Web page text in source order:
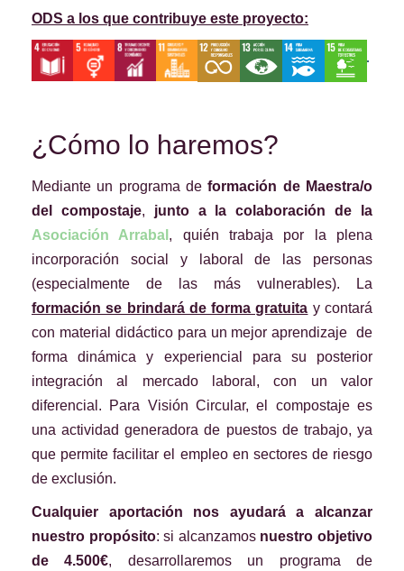
ODS a los que contribuye este proyecto:
¿Cómo lo haremos?
Mediante un programa deformación de Maestra/o
del compostaje, junto a la colaboración de la
Asociación Arrabal , quiéntrabaja por la plena
incorporación social y laboral de las personas
(especialmente de las más vulnerables). La
formación se brindará de forma gratuita y contará
con material didáctico para un mejor aprendizaje de
forma dinámica y experiencial para su posterior
integración al mercado laboral, con un valor
diferencial. Para Visión Circular, el compostaje es
una actividad generadora de puestos de trabajo, ya
que permite facilitar el empleo en sectores de riesgo
de exclusión.
Cualquier aportación nos ayudará a alcanzar
nuestro propósito: si alcanzamosnuestro objetivo
de 4.500€, desarrollaremos un programa de